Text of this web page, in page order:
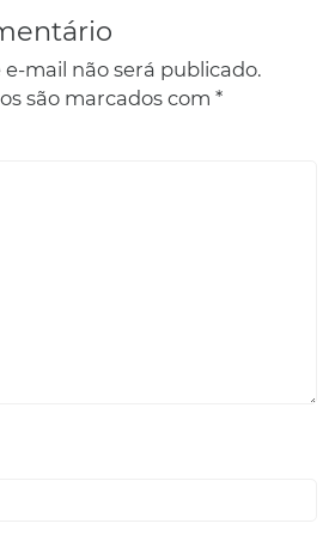
mail não será publicado.
são marcados com *